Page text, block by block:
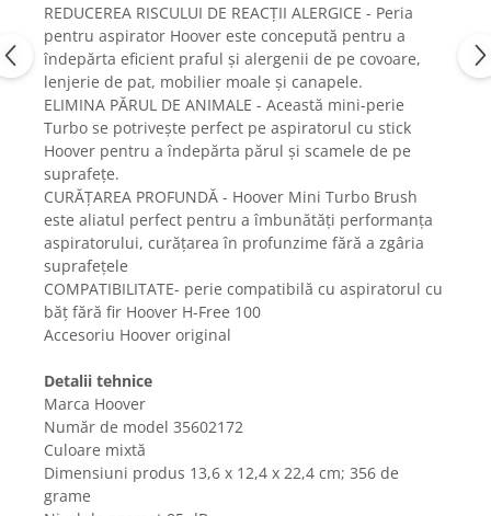
Electrocasnice pentru Bucatarie
Fiare de calcat si masini de cusut
Ingrijire Locuinta
Purificatoare de aer
Fashion
Bijuterii
Ceasuri barbatesti
Ceasuri dama
Cutii, curele si accesorii ceasuri
Genti si accesorii barbati
Genti si accesorii femei
Imbracaminte barbati
Imbracaminte si Incaltaminte copii
Incaltaminte barbati
Incaltaminte femei
Ochelari de soare
Ochelari de vedere
REDUCEREA RISCULUI DE REACȚII ALERGICE - Peria
pentru aspirator Hoover este concepută pentru a
îndepărta eficient praful și alergenii de pe covoare,
lenjerie de pat, mobilier moale și canapele.
ELIMINA PĂRUL DE ANIMALE - Această mini-perie
Turbo se potrivește perfect pe aspiratorul cu stick
Hoover pentru a îndepărta părul și scamele de pe
suprafețe.
CURĂȚAREA PROFUNDĂ - Hoover Mini Turbo Brush
este aliatul perfect pentru a îmbunătăți performanța
aspiratorului, curățarea în profunzime fără a zgâria
suprafețele
COMPATIBILITATE- perie compatibilă cu aspiratorul cu
băț fără fir Hoover H-Free 100
Accesoriu Hoover original
Detalii tehnice
Marca Hoover
Număr de model 35602172
Culoare mixtă
Dimensiuni produs ‎13,6 x 12,4 x 22,4 cm; 356 de
grame